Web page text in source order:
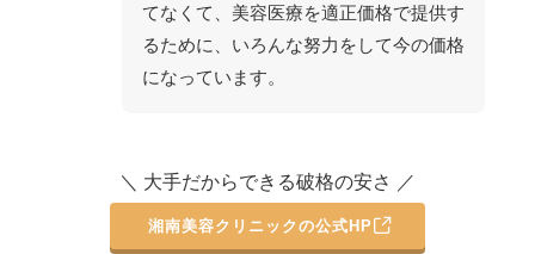
てなくて、美容医療を適正価格で提供す
るために、いろんな努力をして今の価格
になっています。
＼ 大手だからできる破格の安さ ／
湘南美容クリニックの公式HP